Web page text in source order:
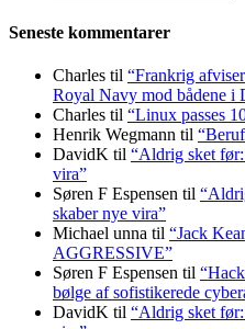
Seneste kommentarer
Charles til “Frankrig
Royal Navy mod bådene i
Charles til “Linux passes
Henrik Wegmann til
DavidK til “Aldrig sket
vira”
Søren F Espensen til
skaber nye vira”
Michael unna til “Jack
AGGRESSIVE”
Søren F Espensen til
bølge af sofistikerede
DavidK til “Aldrig sket